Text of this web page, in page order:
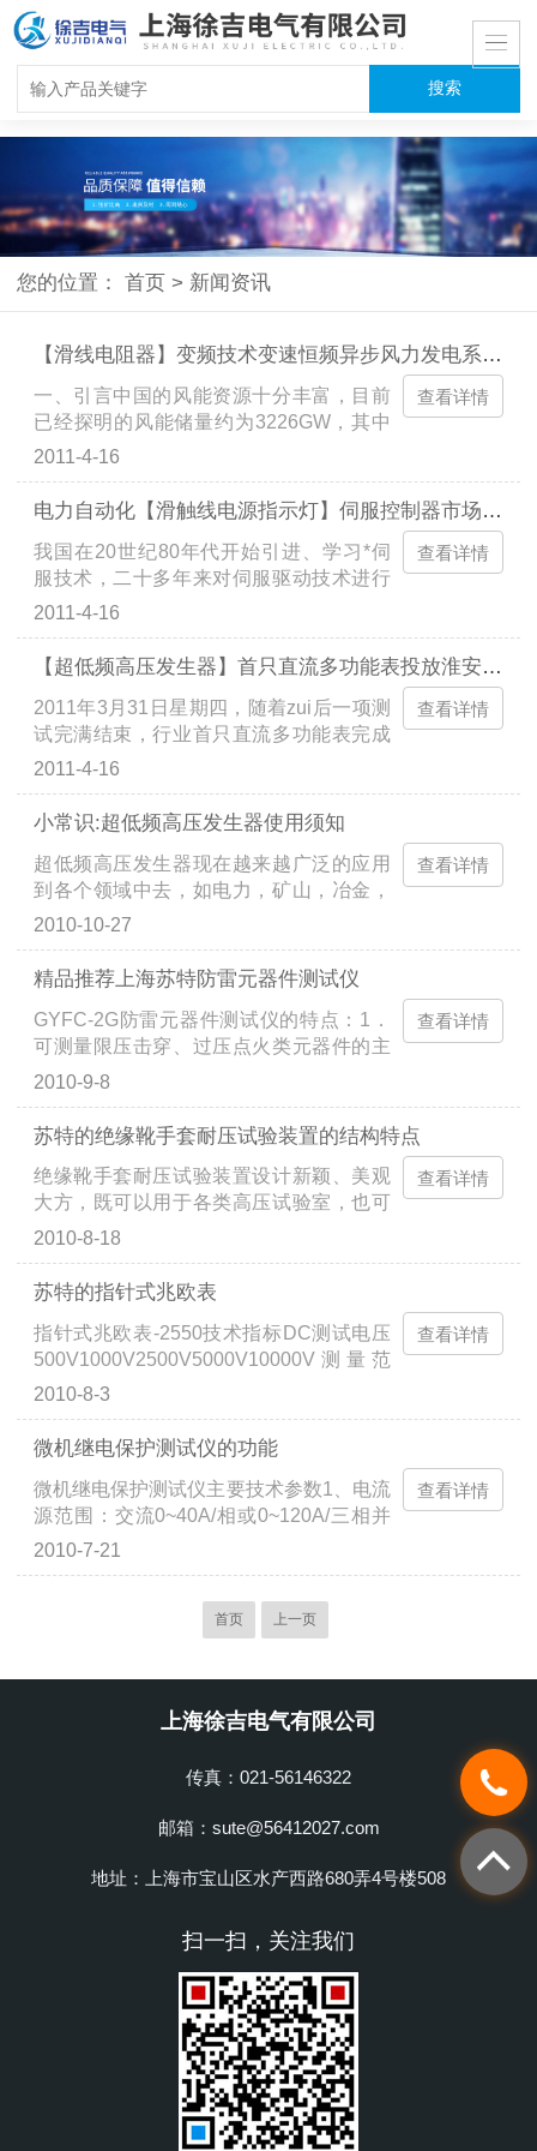
您的位置： 首页 > 新闻资讯
【滑线电阻器】变频技术变速恒频异步风力发电系统中的应用
一、引言中国的风能资源十分丰富，目前
已经探明的风能储量约为3226GW，其中
可利用风能约为253GW，主要分布在西
东南沿海及岛屿上。根据统计，截至到
2006年底，中国大陆地区已建成并网型风
电场91座，累计运行风力发电机组3311
台，总容量达259.9万kW（以完成整机吊
装作为统计依据）。已经建成并网发电的
江、辽宁等16个省区。根据电监会公布的
到62200万kW，风力......
2011-4-16
查看详情
电力自动化【滑触线电源指示灯】伺服控制器市场分析
我国在20世纪80年代开始引进、学习*伺
服技术，二十多年来对伺服驱动技术进行
了一系列重要科技项目攻关，取得较好的
化。纵观伺服领域的发展，世界各厂家纷
纷移师中国，不断扩大其在中国的销售。
国内伺服控制器市场竞争日趋激烈，本土
成长起来的生产厂商在国外品牌的夹缝中
不断寻求着突破与发展。在自动化领域，
伺服系统有着广泛的应用。伺服系统是用
来*地跟随或复现某个过程的反馈控制系
量（输出量）是机械位移或位移速度、加
速度的反......
2011-4-16
查看详情
【超低频高压发生器】首只直流多功能表投放淮安淮电电气市场
2011年3月31日星期四，随着zui后一项测
试完满结束，行业首只直流多功能表完成
了面世前所有的准备工作，在淮安淮电电
减排，新能源产业迅速发展。太阳能、风
能、核能等大批项目相继投产。随着新能
源产业的发展，电力设备对直流系列表的
需求不断增加。淮安淮电电气有限公司
以“科技实力，服务电力”为企业宗旨，始
终以市场为导向，以客户需求为中心。为
适应市场需要，公司投入专项资金，组织*
证，终于取得成功。据悉，此款直流多
功......
2011-4-16
查看详情
小常识:超低频高压发生器使用须知
超低频高压发生器现在越来越广泛的应用
到各个领域中去，如电力，矿山，冶金，
等等。可能很多用户对超低频高压发生器
下它吧。一.产品简介XUJIDPF超低频高压
发生器是进行超低频交流耐压试验的高压
测试装置，XUJIDPF超低频高压发生器适
用于电力部门和工矿企业在现场对聚乙
烯、交联聚乙烯塑料电缆及其他高压电气
高压发生器相对于直流耐压试验具有较小
的破坏性且与交流工频耐压具有等效性。
二产品特点1、采用的变频技术产......
2010-10-27
查看详情
精品推荐上海苏特防雷元器件测试仪
GYFC-2G防雷元器件测试仪的特点：1．
可测量限压击穿、过压点火类元器件的主
要参数2．可预先设定起始电压，20V～
显示，准确度高，可靠性好，直观清晰。
4．压敏电阻测试时，可自动给出*的1mA
恒定电流和0.75U1mA电压。5．气体放电
管测试时，测试电压以100V/S的速率线性
上升。6．选择连续测量，可以对批量试品
过流保护、自检等功能。8．FC-2G型具有
固有设置190V～260V判别、......
2010-9-8
查看详情
苏特的绝缘靴手套耐压试验装置的结构特点
绝缘靴手套耐压试验装置设计新颖、美观
大方，既可以用于各类高压试验室，也可
方便地拆卸和组装用到现场，并且可以同
压试验装置技术参数*电极采用H62铜材加
工，表面镀涂CU/EpNi5bc工艺使表放电
小于10Pc*手柄旋转升降调节电极。*泄漏
电流直读、每块数显表头过流自动保护。*
高压电源、控制系统一体化布局，接线操
每双绝缘靴（手套）互不干扰。绝缘靴手
套）安全耐压而设计制造的,能......
2010-8-18
查看详情
苏特的指针式兆欧表
指针式兆欧表-2550技术指标DC测试电压
500V1000V2500V5000V10000V测量范
围0-0.5GΩ0.2-20GΩ自动转换0-1GΩ0.4-
5GΩ2-200GΩ自动转换0-10GΩ4-400GΩ
自动转换精度绝缘阻抗温度23℃±5℃湿度
《=70%时20MΩ-10GΩ读数的±5%其它范
围时读读数的±10%温度23℃±5℃湿度
《=70%时20MΩ-10GΩ读数......
2010-8-3
查看详情
微机继电保护测试仪的功能
微机继电保护测试仪主要技术参数1、电流
源范围：交流0~40A/相或0~120A/三相并
联直流0~40A/相或0~120A/三相并联功
响应时间：2、电压源范围：交流0~75V/
间：3、频率范围：0~1000Hz，分辨率：
2010-7-21
查看详情
首页 上一页
上海徐吉电气有限公司
传真：021-56146322
邮箱：sute@56412027.com
地址：上海市宝山区水产西路680弄4号楼508
扫一扫，关注我们